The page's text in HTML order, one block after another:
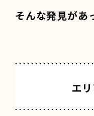
そんな発見があ
エ